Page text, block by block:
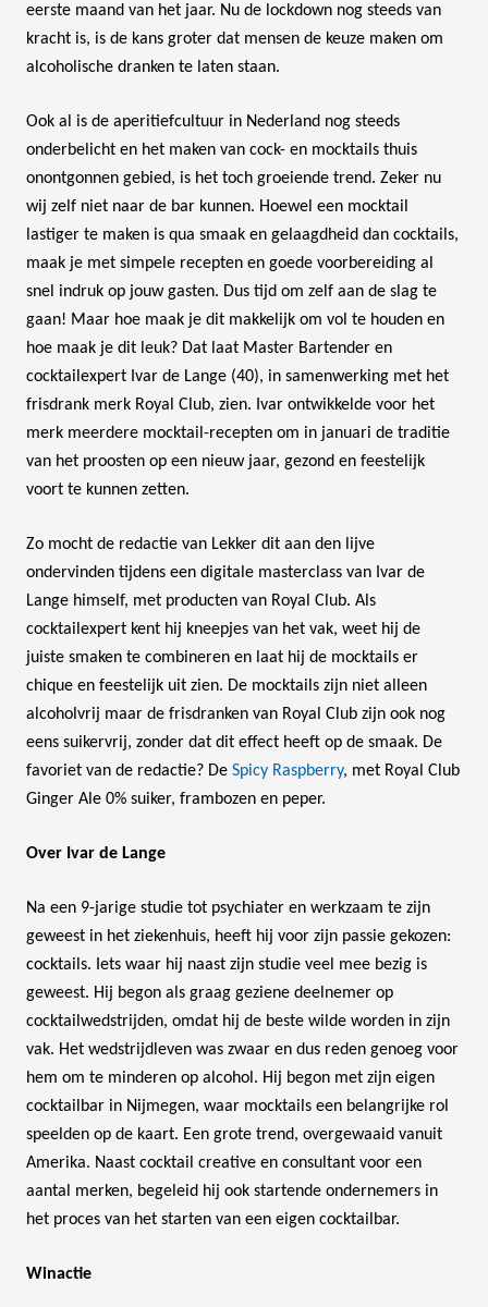
eerste maand van het jaar. Nu de lockdown nog steeds van
kracht is, is de kans groter dat mensen de keuze maken om
alcoholische dranken te laten staan.
Ook al is de aperitiefcultuur in Nederland nog steeds
onderbelicht en het maken van cock- en mocktails thuis
onontgonnen gebied, is het toch groeiende trend. Zeker nu
wij zelf niet naar de bar kunnen. Hoewel een mocktail
lastiger te maken is qua smaak en gelaagdheid dan cocktails,
maak je met simpele recepten en goede voorbereiding al
snel indruk op jouw gasten. Dus tijd om zelf aan de slag te
gaan! Maar hoe maak je dit makkelijk om vol te houden en
hoe maak je dit leuk? Dat laat Master Bartender en
cocktailexpert Ivar de Lange (40), in samenwerking met het
frisdrank merk Royal Club, zien. Ivar ontwikkelde voor het
merk meerdere mocktail-recepten om in januari de traditie
van het proosten op een nieuw jaar, gezond en feestelijk
voort te kunnen zetten.
Zo mocht de redactie van Lekker dit aan den lijve
ondervinden tijdens een digitale masterclass van Ivar de
Lange himself, met producten van Royal Club. Als
cocktailexpert kent hij kneepjes van het vak, weet hij de
juiste smaken te combineren en laat hij de mocktails er
chique en feestelijk uit zien. De mocktails zijn niet alleen
alcoholvrij maar de frisdranken van Royal Club zijn ook nog
eens suikervrij, zonder dat dit effect heeft op de smaak. De
favoriet van de redactie? De Spicy Raspberry, met Royal Club
Ginger Ale 0% suiker, frambozen en peper.
Over Ivar de Lange
Na een 9-jarige studie tot psychiater en werkzaam te zijn
geweest in het ziekenhuis, heeft hij voor zijn passie gekozen:
cocktails. Iets waar hij naast zijn studie veel mee bezig is
geweest. Hij begon als graag geziene deelnemer op
cocktailwedstrijden, omdat hij de beste wilde worden in zijn
vak. Het wedstrijdleven was zwaar en dus reden genoeg voor
hem om te minderen op alcohol. Hij begon met zijn eigen
cocktailbar in Nijmegen, waar mocktails een belangrijke rol
speelden op de kaart. Een grote trend, overgewaaid vanuit
Amerika. Naast cocktail creative en consultant voor een
aantal merken, begeleid hij ook startende ondernemers in
het proces van het starten van een eigen cocktailbar.
Winactie